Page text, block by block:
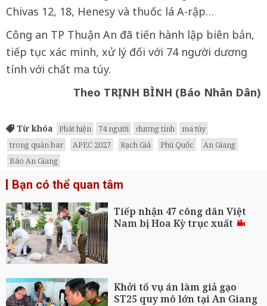
Chivas 12, 18, Henesy và thuốc lá A-rập…
Công an TP Thuận An đã tiến hành lập biên bản,
tiếp tục xác minh, xử lý đối với 74 người dương
tính với chất ma túy.
Theo TRỊNH BÌNH (Báo Nhân Dân)
Từ khóa Phát hiện 74 người dương tính
ma túy
trong quán bar
APEC 2027 Rạch Giá Phú Quốc
An Giang
Báo An Giang
Bạn có thể quan tâm
Tiếp nhận 47 công dân Việt
Nam bị Hoa Kỳ trục xuất
Khởi tố vụ án làm giả gạo
ST25 quy mô lớn tại An Giang